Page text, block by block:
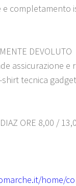
completamento
DEVOLUTO
assicurazione e
tecnica
ORE 8,00 /
home/